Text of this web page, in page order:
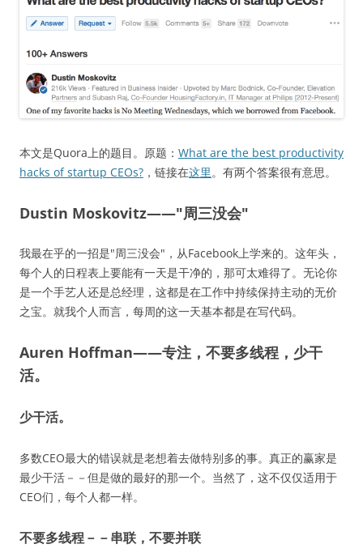
本文是Quora上的题目。原题： What are the best productivity
hacks of startup CEOs? ，链接在这里。有两个答案很有意思。
Dustin Moskovitz——"周三没会"
我最在乎的一招是"周三没会"，从Facebook上学来的。这年头，
每个人的日程表上要能有一天是干净的，那可太难得了。无论你
是一个手艺人还是总经理，这都是在工作中持续保持主动的无价
之宝。就我个人而言，每周的这一天基本都是在写代码。
Auren Hoffman——专注，不要多线程，少干
活。
少干活。
多数CEO最大的错误就是老想着去做特别多的事。真正的赢家是
最少干活－－但是做的最好的那一个。当然了，这不仅仅适用于
CEO们，每个人都一样。
不要多线程－－串联，不要并联